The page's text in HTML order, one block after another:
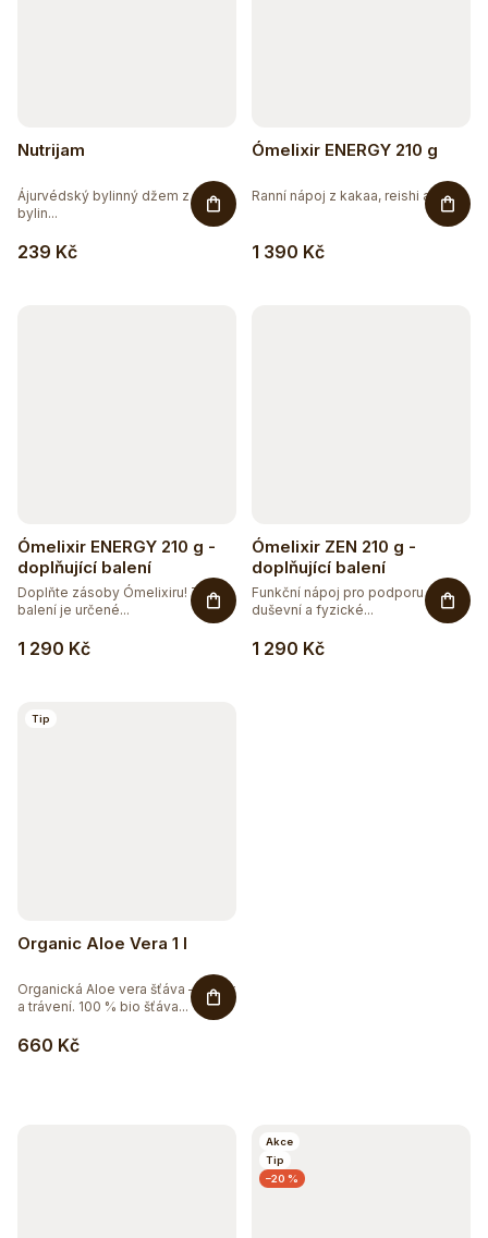
Nutrijam
239 Kč
Ájurvédský bylinný džem z 15
bylin...
Ómelixir ENERGY 210 g
1 390 Kč
Ranní nápoj z kakaa, reishi a...
Ómelixir ENERGY 210 g -
doplňující balení
1 290 Kč
Doplňte zásoby Ómelixiru! Toto
balení je určené...
Ómelixir ZEN 210 g -
doplňující balení
1 290 Kč
Funkční nápoj pro podporu
duševní a fyzické...
Tip
Organic Aloe Vera 1 l
660 Kč
Organická Aloe vera šťáva – detox
a trávení. 100 % bio šťáva...
Hydratujte chytře 💦
Akce
Tip
–20 %